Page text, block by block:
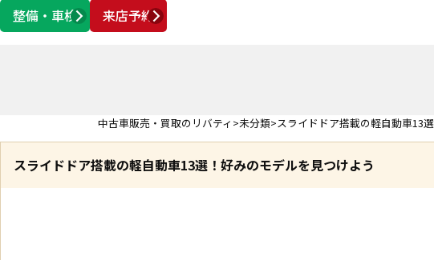
整備・車検
来店予約
営業時間 AM10:00 ～ PM6:00
中古車販売・買取のリバティ 未分類 スライドドア搭載の軽自動車13
スライドドア搭載の軽自動車13選！好みのモデルを見つけよう